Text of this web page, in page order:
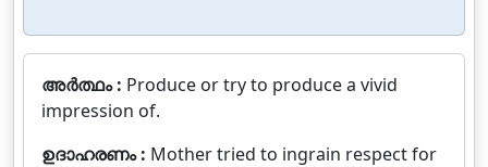
അർത്ഥം : Produce or try to produce a vivid
impression of.
ഉദാഹരണം : Mother tried to ingrain respect for